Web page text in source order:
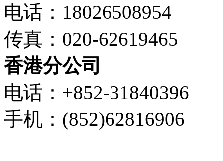
电话：18026508954
传真：020-62619465
香港分公司
电话：+852-31840396
手机：(852)62816906